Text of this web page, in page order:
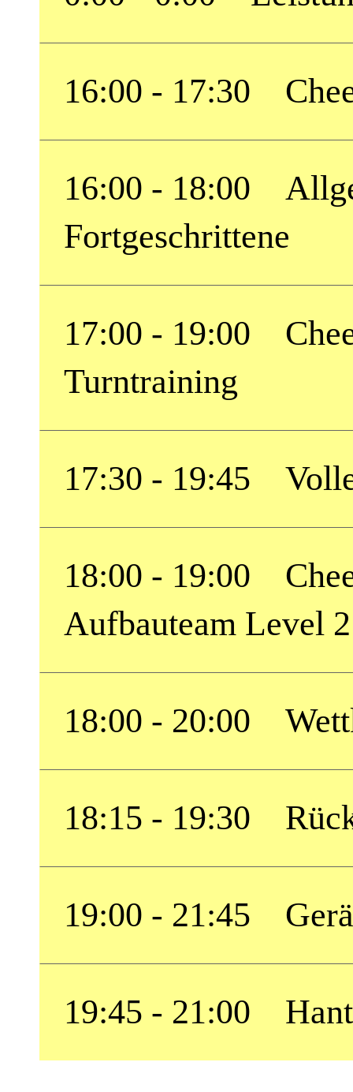
16:00 - 17:30
16:00 - 18:00
Fortgeschrittene
17:00 - 19:00
Turntraining
17:30 - 19:45
18:00 - 19:00
Aufbauteam Level 2
18:00 - 20:00
18:15 - 19:30
19:00 - 21:45
19:45 - 21:00